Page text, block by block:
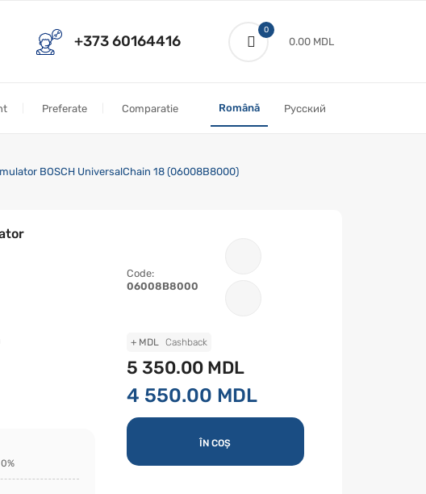
+373 60164416
0
0.00 MDL
Preferate Comparatie Română Русский
BOSCH UniversalChain 18 (06008B8000)
0%
Code:
06008B8000
4 550.00 MDL
5 350.00 MDL
ÎN COȘ
+ MDL Cashback